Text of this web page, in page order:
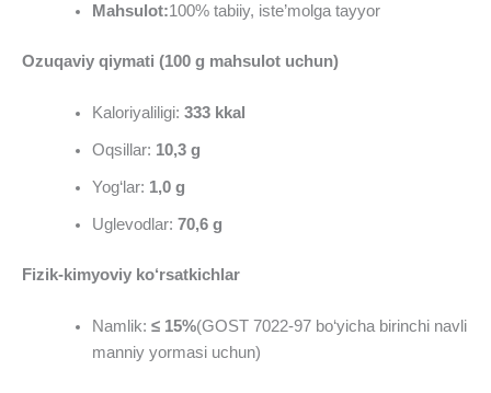
Mahsulot:100% tabiiy, iste’molga tayyor
Ozuqaviy qiymati (100 g mahsulot uchun)
Kaloriyaliligi: 333 kkal
Oqsillar: 10,3 g
Yog‘lar: 1,0 g
Uglevodlar: 70,6 g
Fizik-kimyoviy ko‘rsatkichlar
Namlik: ≤ 15%(GOST 7022-97 bo‘yicha birinchi navli
manniy yormasi uchun)